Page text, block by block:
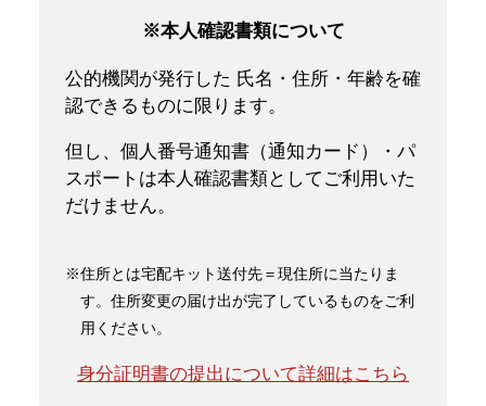
※本人確認書類について
公的機関が発行した 氏名・住所・年齢を確
認できるものに限ります。
但し、個人番号通知書（通知カード）・パ
スポートは本人確認書類としてご利用いた
だけません。
※住所とは宅配キット送付先＝現住所に当たりま
す。住所変更の届け出が完了しているものをご利
用ください。
身分証明書の提出について詳細はこちら